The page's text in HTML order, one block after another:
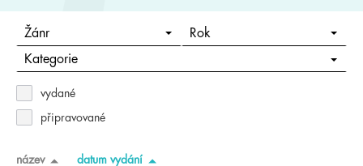
Žánr Rok
Kategorie
vydané
připravované
název datum vydání